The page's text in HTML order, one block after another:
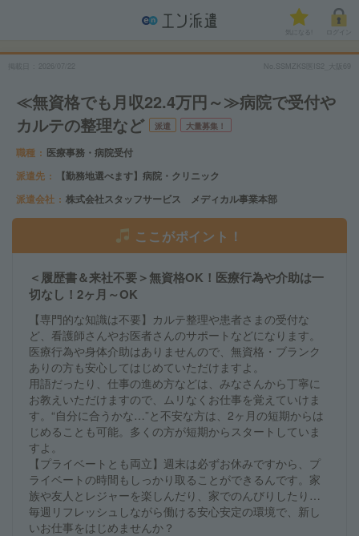
気になる!
No.SSMZKS医IS2_大阪69
≪無資格でも月収22.4万円～≫病院で受付や
カルテの整理など
派遣 大量募集！
職種
医療事務・病院受付
派遣先
【勤務地選べます】病院・クリニック
派遣会社
株式会社スタッフサービス メディカル事業本部
ここがポイント！
＜履歴書＆来社不要＞無資格OK！医療行為や介助は一
切なし！2ヶ月～OK
【専門的な知識は不要】カルテ整理や患者さまの受付な
ど、看護師さんやお医者さんのサポートなどになります。
医療行為や身体介助はありませんので、無資格・ブランク
ありの方も安心してはじめていただけますよ。
用語だったり、仕事の進め方などは、みなさんから丁寧に
お教えいただけますので、ムリなくお仕事を覚えていけま
す。“自分に合うかな…”と不安な方は、2ヶ月の短期からは
じめることも可能。多くの方が短期からスタートしていま
すよ。
【プライベートとも両立】週末は必ずお休みですから、プ
ライベートの時間もしっかり取ることができるんです。家
族や友人とレジャーを楽しんだり、家でのんびりしたり…
毎週リフレッシュしながら働ける安心安定の環境で、新し
いお仕事をはじめませんか？